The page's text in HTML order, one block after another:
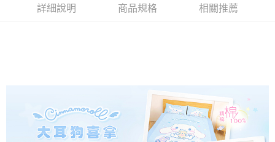
全家★依產品說明
每筆NT$80，滿NT$699(含以上)免運費
詳細說明 商品規格 相關推薦